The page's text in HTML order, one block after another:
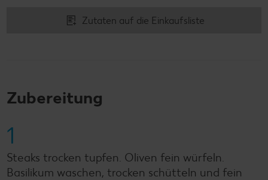
Zutaten auf die Einkaufsliste
Zubereitung
1
Steaks trocken tupfen. Oliven fein würfeln.
Basilikum waschen, trocken schütteln und fein